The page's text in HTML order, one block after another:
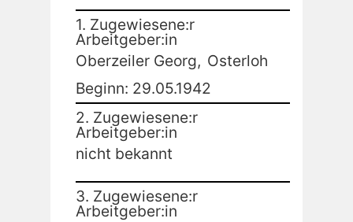
1. Zugewiesene:r
Arbeitgeber:in
Oberzeiler Georg, Osterloh
Beginn: 29.05.1942
2. Zugewiesene:r
Arbeitgeber:in
nicht bekannt
3. Zugewiesene:r
Arbeitgeber:in